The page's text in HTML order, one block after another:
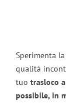
Sperimenta
qualità
tuo trasloco
possibile, in